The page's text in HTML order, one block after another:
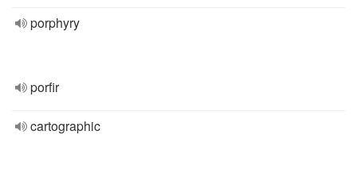
porphyry
porfir
cartographic